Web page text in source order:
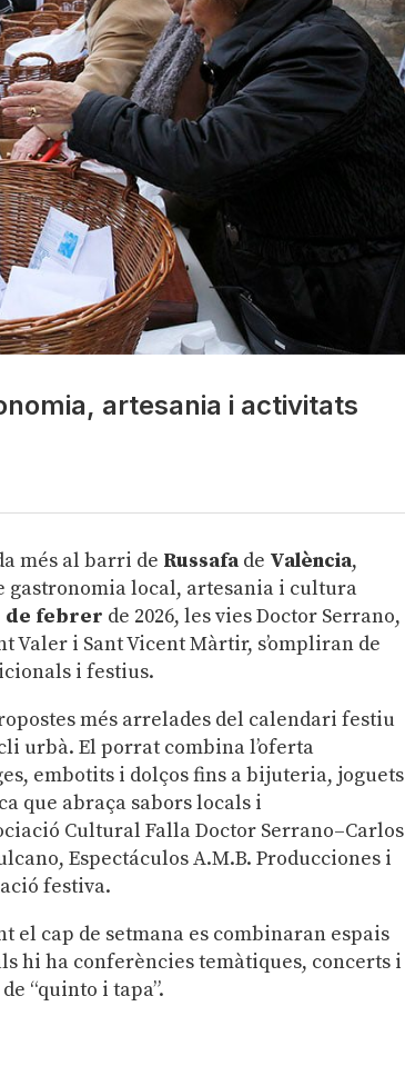
artesania i activitats
més al barri de Russafa de València,
gastronomia local, artesania i cultura
de febrer de 2026, les vies Doctor Serrano,
Valer i Sant Vicent Màrtir, s’ompliran de
i festius.
més arrelades del calendari festiu
urbà. El porrat combina l’oferta
embotits i dolços fins a bijuteria, joguets
que abraça sabors locals i
Cultural Falla Doctor Serrano–Carlos
Espectáculos A.M.B. Producciones i
festiva.
el cap de setmana es combinaran espais
hi ha conferències temàtiques, concerts i
“quinto i tapa”.